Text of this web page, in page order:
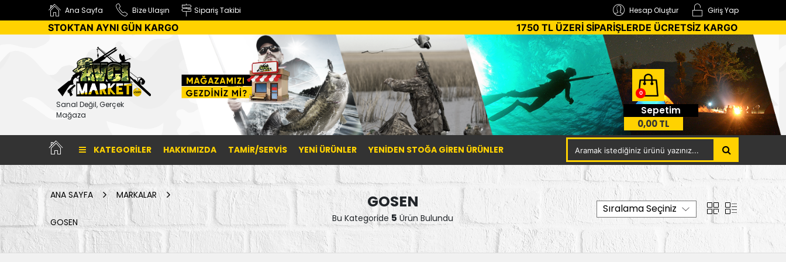
Ana Sayfa Bize Ulaşın Sipariş Takibi Giriş Yap
Hesap Oluştur
STOKTAN AYNI GÜN KARGO 1750 TL ÜZERİ SİPARİŞLERDE ÜCRETSİZ KARGO
Sanal Değil, Gerçek
Mağaza
0
Sepetim
0,00 TL
KATEGORILER HAKKIMIZDA TAMİR/SERVİS YENI ÜRÜNLER YENIDEN STOĞA GIREN ÜRÜNLER
ANA SAYFA MARKALAR
GOSEN
GOSEN
Bu Kategoride 5 Ürün Bulundu